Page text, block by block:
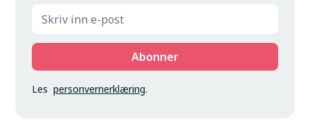
Lespersonvernerklæring.